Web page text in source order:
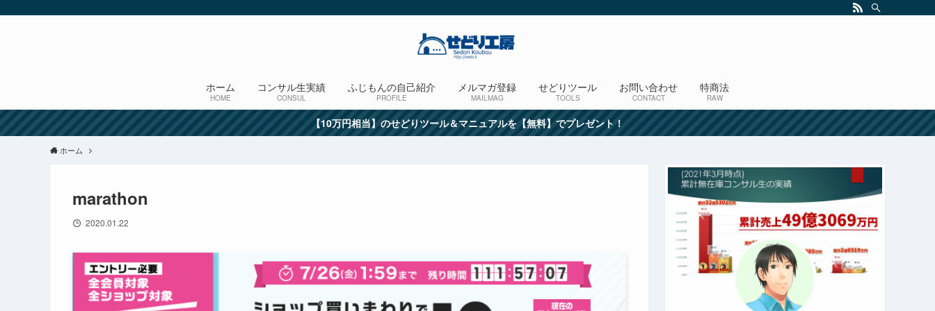
ホーム
HOME
コンサル生実績
CONSUL
ふじもんの自己紹介
PROFILE
メルマガ登録
MAILMAG
せどりツール
TOOLS
お問い合わせ
CONTACT
特商法
RAW
【10万円相当】のせどりツール＆マニュアルを【無料】でプレゼント！
ホーム
marathon
2020.01.22